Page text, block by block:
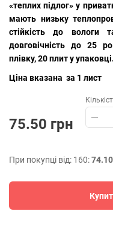
«теплих підлог» у
мають низьку
стійкість до вологи
довговічність до 25
плівку, 20 плит у упаковці.
Ціна вказана за 1 лист
75.50 грн
При покупці від: 160: